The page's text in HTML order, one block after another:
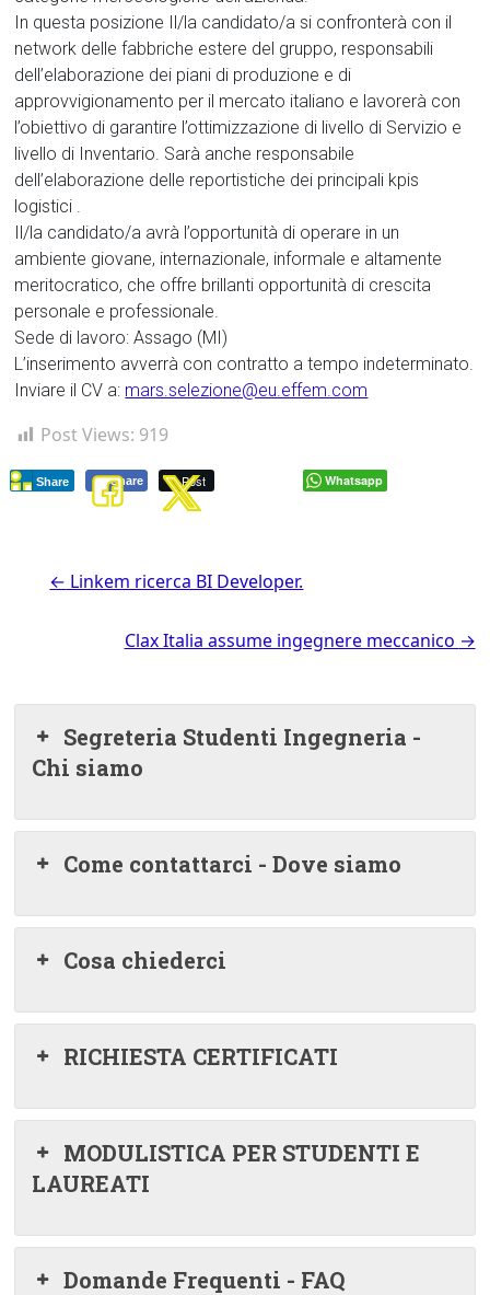
In questa posizione Il/la candidato/a si confronterà con il
network delle fabbriche estere del gruppo, responsabili
dell’elaborazione dei piani di produzione e di
approvvigionamento per il mercato italiano e lavorerà con
l’obiettivo di garantire l’ottimizzazione di livello di Servizio e
livello di Inventario. Sarà anche responsabile
dell’elaborazione delle reportistiche dei principali kpis
logistici .
Il/la candidato/a avrà l’opportunità di operare in un
ambiente giovane, internazionale, informale e altamente
meritocratico, che offre brillanti opportunità di crescita
personale e professionale.
Sede di lavoro: Assago (MI)
L’inserimento avverrà con contratto a tempo indeterminato.
Inviare il CV a: mars.selezione@eu.effem.com
Post Views: 919
Share Post
Share Whatsapp
← Linkem ricerca BI Developer.
Clax Italia assume ingegnere meccanico →
Segreteria Studenti Ingegneria -
Chi siamo
Come contattarci - Dove siamo
Cosa chiederci
RICHIESTA CERTIFICATI
MODULISTICA PER STUDENTI E
LAUREATI
Domande Frequenti - FAQ